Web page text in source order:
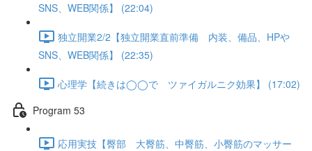
SNS、WEB関係】 (22:04)
独立開業2/2【独立開業直前準備 内装、備品、HPや
SNS、WEB関係】 (22:35)
心理学【続きは◯◯で ツァイガルニク効果】 (17:02)
Program 53
応用実技【臀部 大臀筋、中臀筋、小臀筋のマッサー